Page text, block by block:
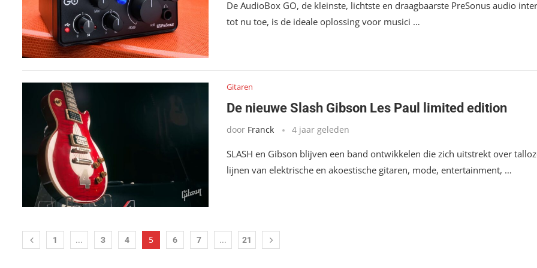
De AudioBox GO, de kleinste, lichtste en draagbaarste PreSonus audio
tot nu toe, is de ideale oplossing voor musici …
Gitaren
De nieuwe Slash Gibson Les Paul limited edition
door Franck 4 jaar geleden
SLASH en Gibson blijven een band ontwikkelen die zich uitstrekt over
lijnen van elektrische en akoestische gitaren, mode, entertainment, …
1 ... 3 4 5 6 7 ... 21